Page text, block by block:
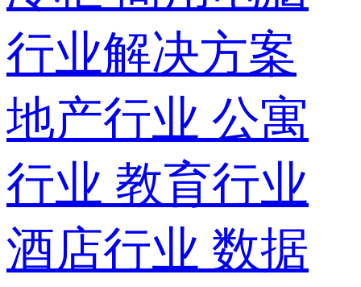
行业解决方案
地产行业 公寓
行业 教育行业
酒店行业 数据